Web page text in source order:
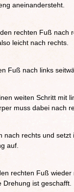
aneinandersteht.
rechten Fuß nach
leicht nach rechts.
Fuß nach links
weiten Schritt mit
muss dabei nach
nach rechts und
auf.
rechten Fuß
Drehung ist geschafft.